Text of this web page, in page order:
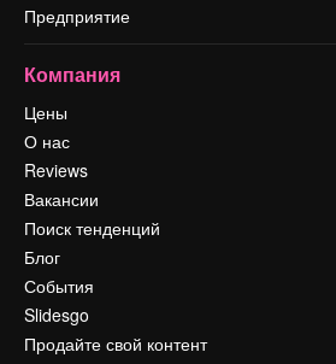
Предприятие
Компания
Цены
О нас
Reviews
Вакансии
Поиск тенденций
Блог
События
Slidesgo
Продайте свой контент